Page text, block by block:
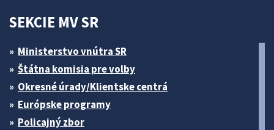
SEKCIE MV SR
Ministerstvo vnútra SR
Štátna komisia pre volby
Okresné úrady/Klientske centrá
Európske programy
Policajný zbor